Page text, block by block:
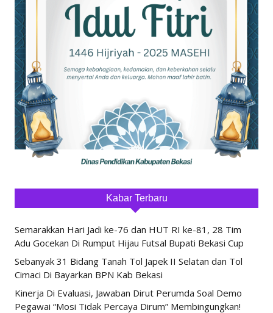
Kabar Terbaru
Semarakkan Hari Jadi ke-76 dan HUT RI ke-81, 28 Tim
Adu Gocekan Di Rumput Hijau Futsal Bupati Bekasi Cup
Sebanyak 31 Bidang Tanah Tol Japek II Selatan dan Tol
Cimaci Di Bayarkan BPN Kab Bekasi
Kinerja Di Evaluasi, Jawaban Dirut Perumda Soal Demo
Pegawai “Mosi Tidak Percaya Dirum” Membingungkan!